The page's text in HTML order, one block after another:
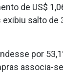
de US$
salto de
por
associa-